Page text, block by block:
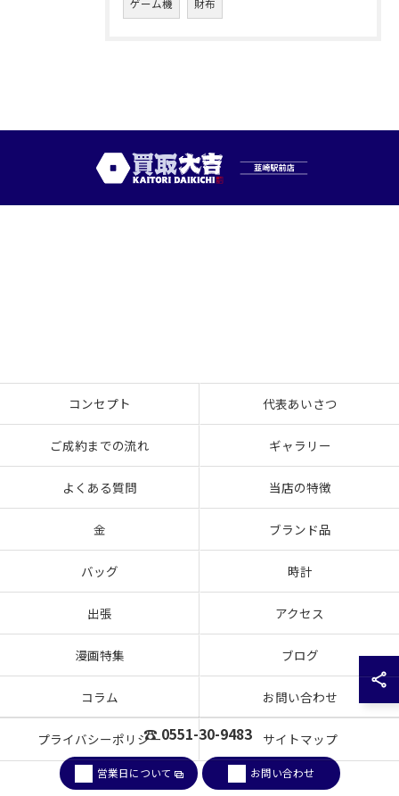
ゲーム機 財布
☎ 0551-30-9483
営業日について お問い合わせ
コンセプト 代表あいさつ
ご成約までの流れ ギャラリー
よくある質問 当店の特徴
金 ブランド品
バッグ 時計
出張 アクセス
漫画特集 ブログ
コラム お問い合わせ
プライバシーポリシー サイトマップ
© 2026 山梨県韮崎市のお買取なら買取大吉 韮崎駅前店 ALL RIGHTS RESERVED.